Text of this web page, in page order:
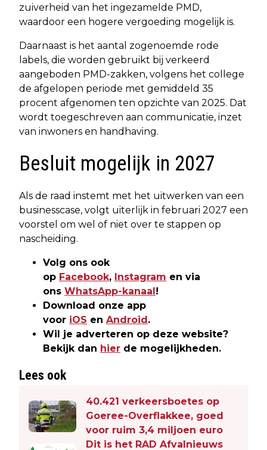
zuiverheid van het ingezamelde PMD,
waardoor een hogere vergoeding mogelijk is.
Daarnaast is het aantal zogenoemde rode
labels, die worden gebruikt bij verkeerd
aangeboden PMD-zakken, volgens het college
de afgelopen periode met gemiddeld 35
procent afgenomen ten opzichte van 2025. Dat
wordt toegeschreven aan communicatie, inzet
van inwoners en handhaving.
Besluit mogelijk in 2027
Als de raad instemt met het uitwerken van een
businesscase, volgt uiterlijk in februari 2027 een
voorstel om wel of niet over te stappen op
nascheiding.
Volg ons ook
op Facebook, Instagram en via
ons WhatsApp-kanaal !
Download onze app
voor iOS en Android .
Wil je adverteren op deze website?
Bekijk dan hier de mogelijkheden.
Lees ook
40.421 verkeersboetes op
Goeree-Overflakkee, goed
voor ruim 3,4 miljoen euro
Dit is het RAD Afvalnieuws